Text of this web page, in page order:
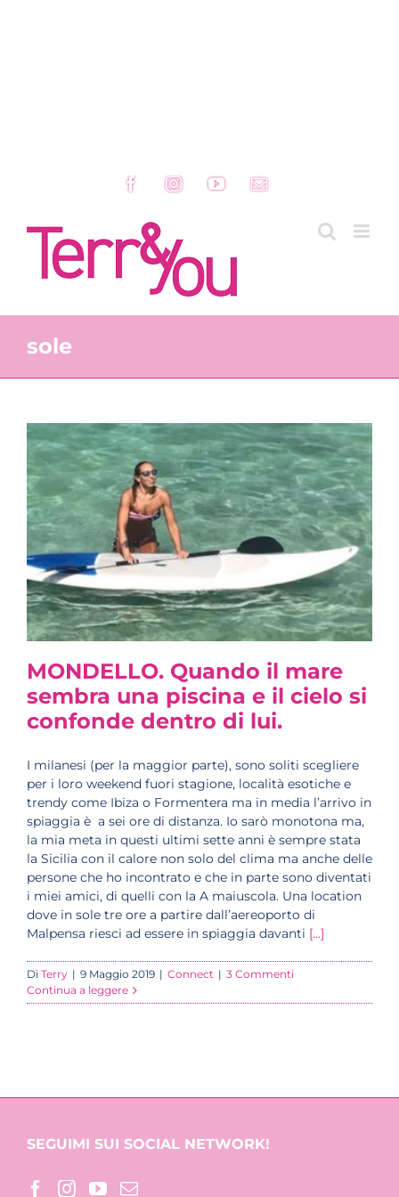
FacebookInstagramYouTubeEmail
sole
MONDELLO. Quando il mare
sembra una piscina e il cielo si
confonde dentro di lui.
I milanesi (per la maggior parte), sono soliti scegliere
per i loro weekend fuori stagione, località esotiche e
trendy come Ibiza o Formentera ma in media l’arrivo in
spiaggia è a sei ore di distanza. Io sarò monotona ma,
la mia meta in questi ultimi sette anni è sempre stata
la Sicilia con il calore non solo del clima ma anche delle
persone che ho incontrato e che in parte sono diventati
i miei amici, di quelli con la A maiuscola. Una location
dove in sole tre ore a partire dall’aereoporto di
Malpensa riesci ad essere in spiaggia davanti [...]
Di Terry | 9 Maggio 2019 | Connect | 3 Commenti
Continua a leggere
SEGUIMI SUI SOCIAL NETWORK!